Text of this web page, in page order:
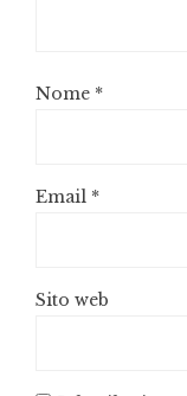
Nome *
Email *
Sito web